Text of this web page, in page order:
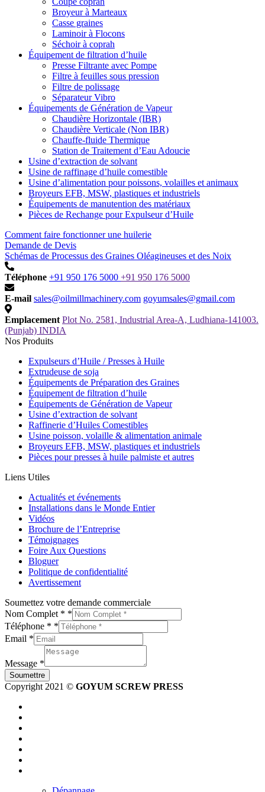
Broyeur à Marteaux
Casse graines
Laminoir à Flocons
Séchoir à coprah
Équipement de filtration d’huile
Presse Filtrante avec Pompe
Filtre à feuilles sous pression
Filtre de polissage
Séparateur Vibro
Équipements de Génération de Vapeur
Chaudière Horizontale (IBR)
Chaudière Verticale (Non IBR)
Chauffe-fluide Thermique
Station de Traitement d’Eau Adoucie
Usine d’extraction de solvant
Usine de raffinage d’huile comestible
Usine d’alimentation pour poissons, volailles et animaux
Broyeurs EFB, MSW, plastiques et industriels
Équipements de manutention des matériaux
Pièces de Rechange pour Expulseur d’Huile
Comment faire fonctionner une huilerie
Demande de Devis
Schémas de Processus des Graines Oléagineuses et des Noix
Téléphone +91 950 176 5000 +91 950 176 5000
E-mail sales@oilmillmachinery.com goyumsales@gmail.com
Emplacement Plot No. 2581, Industrial Area-A, Ludhiana-141003.
(Punjab) INDIA
Nos Produits
Expulseurs d’Huile / Presses à Huile
Extrudeuse de soja
Équipements de Préparation des Graines
Équipement de filtration d’huile
Équipements de Génération de Vapeur
Usine d’extraction de solvant
Raffinerie d’Huiles Comestibles
Usine poisson, volaille & alimentation animale
Broyeurs EFB, MSW, plastiques et industriels
Pièces pour presses à huile palmiste et autres
Liens Utiles
Actualités et événements
Installations dans le Monde Entier
Vidéos
Brochure de l’Entreprise
Témoignages
Foire Aux Questions
Bloguer
Politique de confidentialité
Avertissement
Soumettez votre demande commerciale
Nom Complet * *
Téléphone * *
Email *
Message *
Soumettre
Copyright 2021 © GOYUM SCREW PRESS